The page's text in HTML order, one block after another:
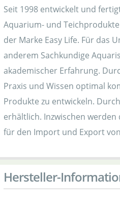
Seit 1998 entwickelt und
Aquarium- und
der Marke Easy Life. Für das
anderem Sachkundige
akademischer Erfahrung.
Praxis und Wissen optimal
Produkte zu entwickeln.
erhältlich. Inzwischen
für den Import und Export
Hersteller-